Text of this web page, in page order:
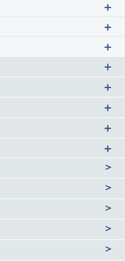
＋
＋
＋
＋
＋
＋
＋
＋
＞
＞
＞
＞
＞